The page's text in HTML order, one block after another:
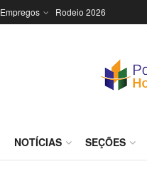
Empregos Rodeio 2026
NOTÍCIAS SEÇÕES